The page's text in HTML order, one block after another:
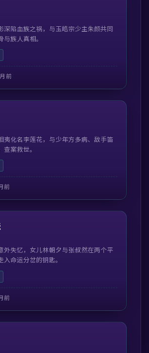
深陷血族之祸，与玉皓宗少主朱颜共同
族人真相。
前
44:30
夷化名李莲花，与少年方多病、敌手笛
案救世。
前
42:19
外失忆，女儿林朝夕与张叔然在两个平
命运分岔的钥匙。
前
41:21